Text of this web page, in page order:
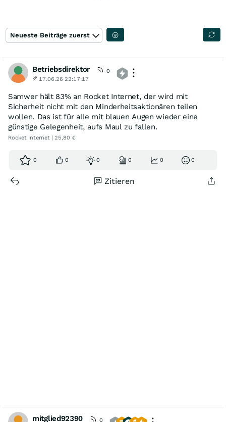
Neueste Beiträge zuerst
Betriebsdirektor
0
17.06.26 22:17:17
Samwer hält 83% an Rocket Internet, der wird mit
Sicherheit nicht mit den Minderheitsaktionären teilen
wollen. Das ist für alle mit blauen Augen wieder eine
günstige Gelegenheit, aufs Maul zu fallen.
Rocket Internet | 25,80 €
0 0 0 0 0 0
Zitieren
mitglied92390
0